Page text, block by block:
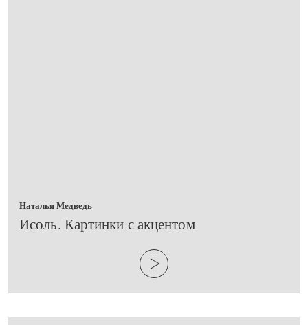
Наталья Медведь
​Исоль. Картинки с акцентом